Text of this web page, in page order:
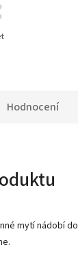
Hodnocení
mytí nádobí